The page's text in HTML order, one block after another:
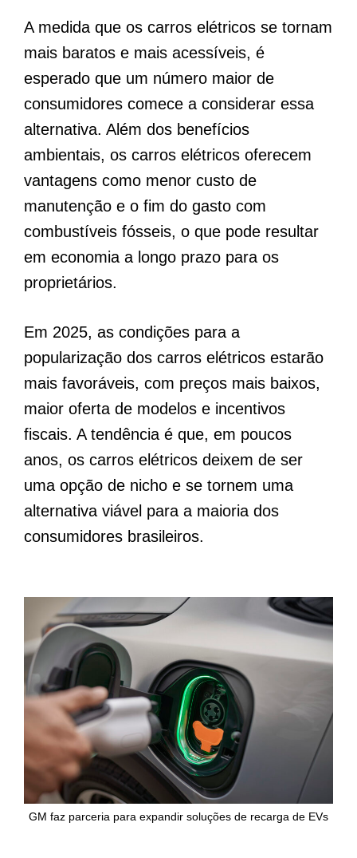
A medida que os carros elétricos se tornam
mais baratos e mais acessíveis, é
esperado que um número maior de
consumidores comece a considerar essa
alternativa. Além dos benefícios
ambientais, os carros elétricos oferecem
vantagens como menor custo de
manutenção e o fim do gasto com
combustíveis fósseis, o que pode resultar
em economia a longo prazo para os
proprietários.
Em 2025, as condições para a
popularização dos carros elétricos estarão
mais favoráveis, com preços mais baixos,
maior oferta de modelos e incentivos
fiscais. A tendência é que, em poucos
anos, os carros elétricos deixem de ser
uma opção de nicho e se tornem uma
alternativa viável para a maioria dos
consumidores brasileiros.
GM faz parceria para expandir soluções de recarga de EVs